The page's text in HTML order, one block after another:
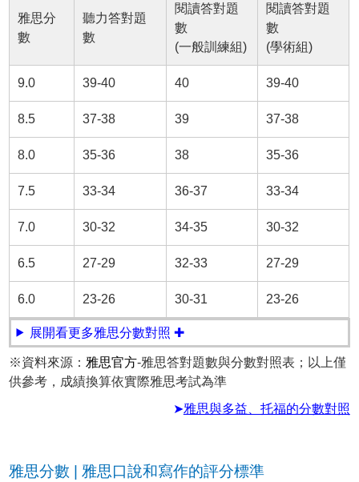
雅思分
數
聽力答對題
數
閱讀答對題
數
(一般訓練組)
閱讀答對題
數
(學術組)
9.0 39-40 40 39-40
8.5 37-38 39 37-38
8.0 35-36 38 35-36
7.5 33-34 36-37 33-34
7.0 30-32 34-35 30-32
6.5 27-29 32-33 27-29
6.0 23-26 30-31 23-26
展開看更多雅思分數對照 ✚
※資料來源： 雅思官方-雅思答對題數與分數對照表；以上僅
供參考，成績換算依實際雅思考試為準
➤雅思與多益、托福的分數對照
雅思分數 | 雅思口說和寫作的評分標準